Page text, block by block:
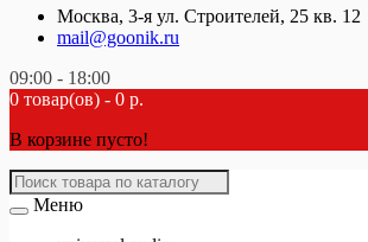
Москва, 3-я ул. Строителей, 25 кв. 12
mail@goonik.ru
09:00 - 18:00
0 товар(ов) - 0 р.
В корзине пусто!
Меню